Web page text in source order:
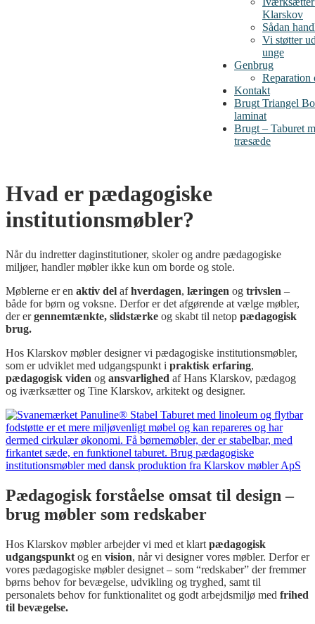
Klarskov
Sådan
Vi støtter
unge
Genbrug
Reparation
Kontakt
Brugt Triangel
laminat
Brugt – Taburet
træsæde
Hvad er pædagogiske
institutionsmøbler?
Når du indretter daginstitutioner, skoler og andre pædagogiske
miljøer, handler møbler ikke kun om borde og stole.
Møblerne er en aktiv del afhverdagen, læringen og trivslen –
både for børn og voksne. Derfor er det afgørende at vælge møbler,
der ergennemtænkte, slidstærke og skabt til netop pædagogisk
brug.
Hos Klarskov møbler designer vi pædagogiske institutionsmøbler,
som er udviklet med udgangspunkt i praktisk erfaring,
pædagogisk viden og ansvarlighed af Hans Klarskov, pædagog
og iværksætter og Tine Klarskov, arkitekt og designer.
Pædagogisk forståelse omsat til design –
brug møbler som redskaber
Hos Klarskov møbler arbejder vi med et klart pædagogisk
udgangspunkt og en vision, når vi designer vores møbler. Derfor er
vores pædagogiske møbler designet – som “redskaber” der fremmer
børns behov for bevægelse, udvikling og tryghed, samt til
personalets behov for funktionalitet og godt arbejdsmiljø med frihed
til bevægelse.